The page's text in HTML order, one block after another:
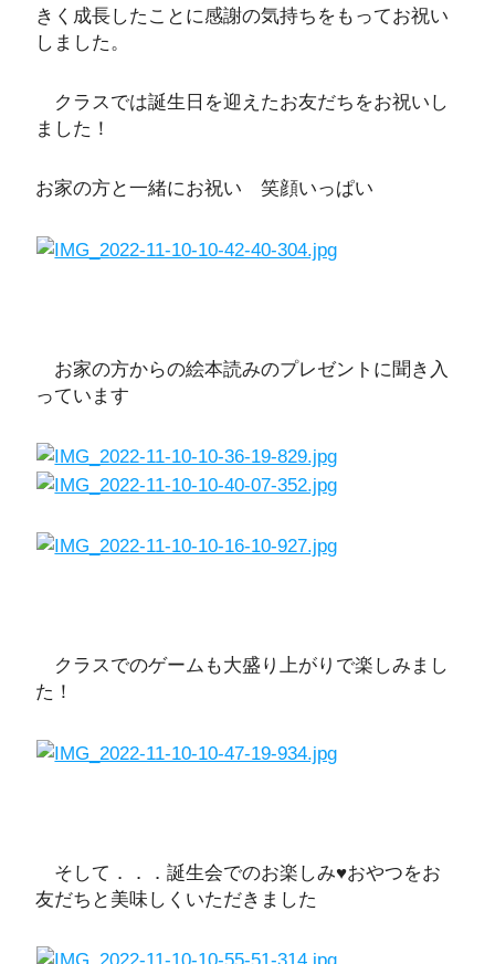
きく成長したことに感謝の気持ちをもってお祝い
しました。
クラスでは誕生日を迎えたお友だちをお祝いし
ました！
お家の方と一緒にお祝い 笑顔いっぱい
お家の方からの絵本読みのプレゼントに聞き入
っています
クラスでのゲームも大盛り上がりで楽しみまし
た！
そして．．．誕生会でのお楽しみ♥おやつをお
友だちと美味しくいただきました